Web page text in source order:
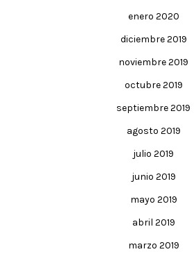
enero 2020
diciembre 2019
noviembre 2019
octubre 2019
septiembre 2019
agosto 2019
julio 2019
junio 2019
mayo 2019
abril 2019
marzo 2019